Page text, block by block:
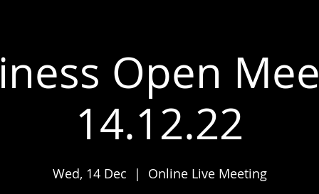
Open
14.12.22
Wed, 14 Dec
  |
Online Live Meeting